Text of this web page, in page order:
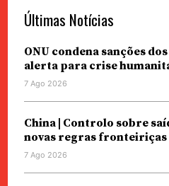
Últimas Notícias
ONU condena sanções
alerta para crise
7 Ago 2026
China | Controlo sobre
novas regras fronteiriças
7 Ago 2026